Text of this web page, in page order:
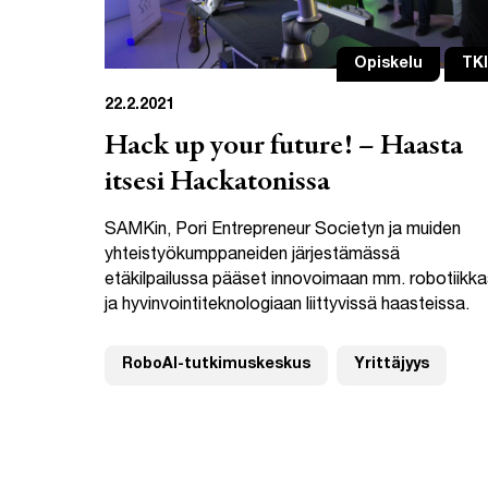
Opiskelu TKI
22.2.2021
Hack up your future! – Haasta
itsesi Hackatonissa
SAMKin, Pori Entrepreneur Societyn ja muiden
yhteistyökumppaneiden järjestämässä
etäkilpailussa pääset innovoimaan mm.
ja hyvinvointiteknologiaan liittyvissä haasteissa.
RoboAI-tutkimuskeskus Yrittäjyys